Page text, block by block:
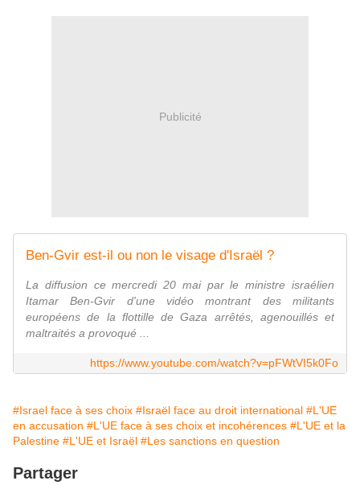
Publicité
Ben-Gvir est-il ou non le visage d'Israël ?
La diffusion ce mercredi 20 mai par le ministre israélien
Itamar Ben-Gvir d'une vidéo montrant des militants
européens de la flottille de Gaza arrêtés, agenouillés et
maltraités a provoqué ...
https://www.youtube.com/watch?v=pFWtVI5k0Fo
#Israel face à ses choix #Israël face au droit international #L'UE
en accusation #L'UE face à ses choix et incohérences #L'UE et la
Palestine #L'UE et Israël #Les sanctions en question
Partager